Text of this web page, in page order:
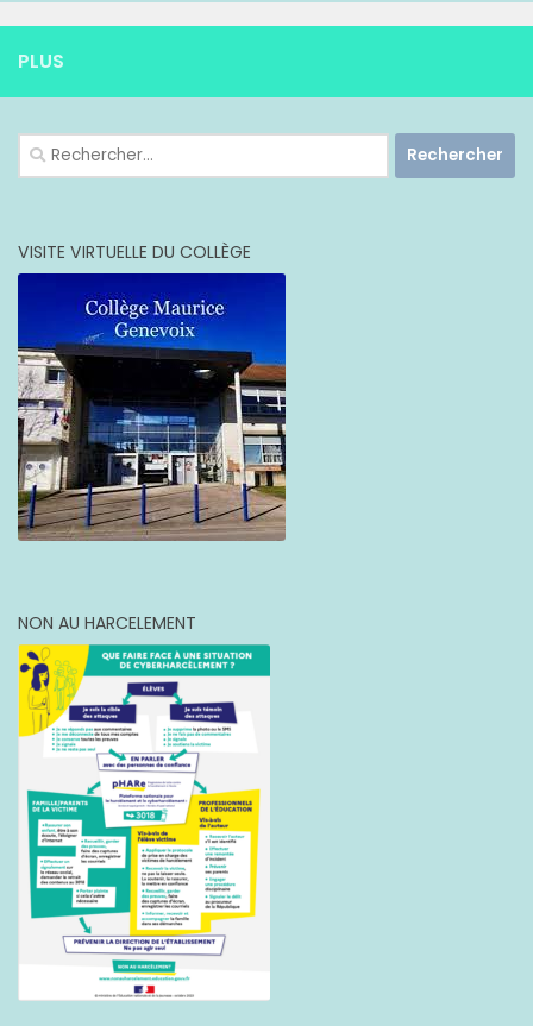
PLUS
Rechercher :
VISITE VIRTUELLE DU COLLÈGE
NON AU HARCELEMENT